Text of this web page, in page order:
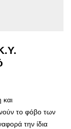
το φόβο των
την ίδια